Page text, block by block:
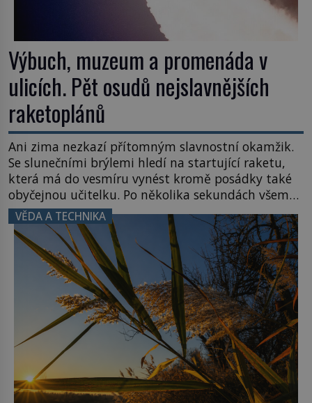
Výbuch, muzeum a promenáda v
ulicích. Pět osudů nejslavnějších
raketoplánů
Ani zima nezkazí přítomným slavnostní okamžik.
Se slunečními brýlemi hledí na startující raketu,
která má do vesmíru vynést kromě posádky také
obyčejnou učitelku. Po několika sekundách všem
ztuhnou úsměvy, stroj totiž exploduje. Jejich
konstrukce není z levného kraje, daňové
poplatníky stojí miliardy dolarů. Na druhou stranu
zvládnou jen představitelné věci. Na malé kousky
Název: Columbia První […]
VĚDA A TECHNIKA